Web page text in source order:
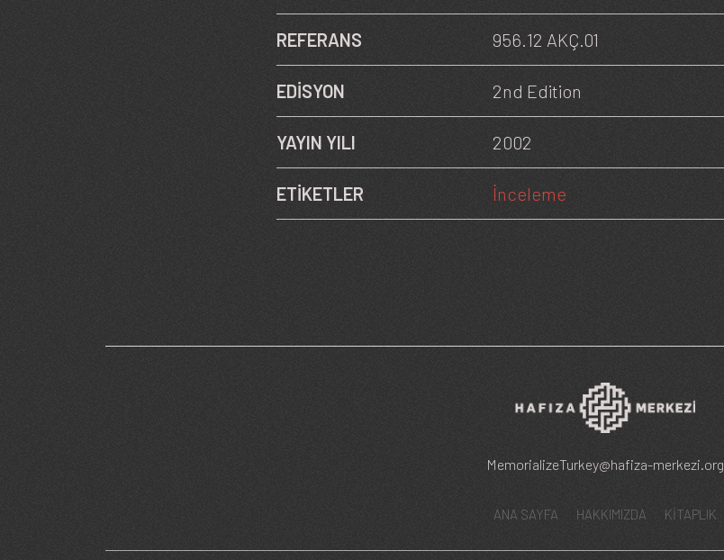
REFERANS 956.12 AKÇ.01
EDİSYON 2nd Edition
YAYIN YILI 2002
ETİKETLER İnceleme
MemorializeTurkey@hafiza-merkezi.org
ANA SAYFA HAKKIMIZDA KİTAPLIK